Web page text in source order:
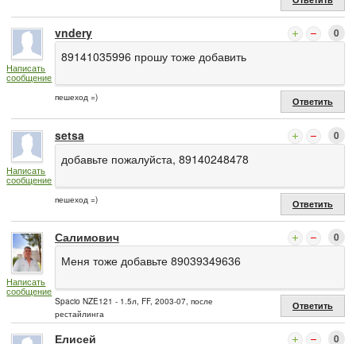
Написать
сообщение
vndery 0
89141035996 прошу тоже добавить
пешеход =) Ответить
Написать
сообщение
setsa 0
добавьте пожалуйста, 89140248478
пешеход =) Ответить
Написать
сообщение
Салимович 0
Меня тоже добавьте 89039349636
Spacio NZE121 - 1.5л, FF, 2003-07, после
рестайлинга
Ответить
Елисей 0